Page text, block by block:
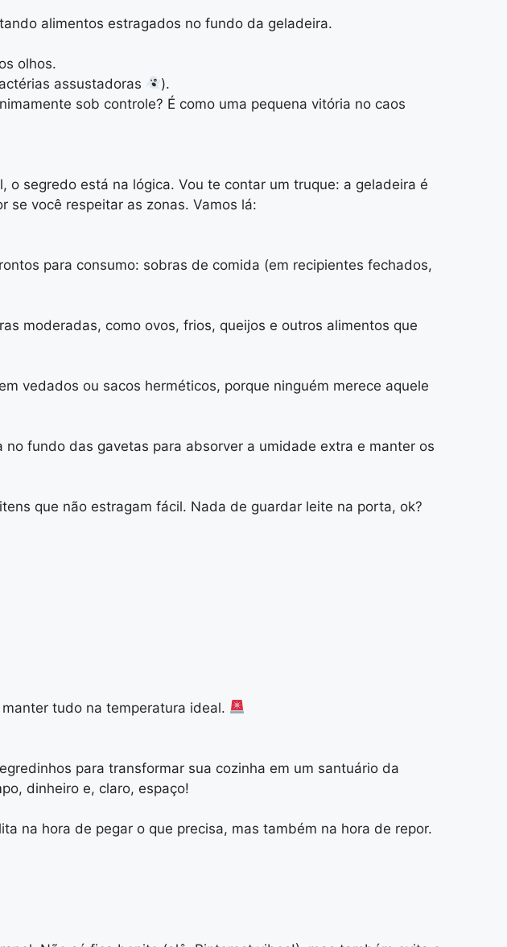
alimentos estragados no fundo da geladeira.
olhos.
assustadoras
).
sob controle? É como uma pequena vitória no caos
segredo está na lógica. Vou te contar um truque: a geladeira é
se você respeitar as zonas. Vamos lá:
para consumo: sobras de comida (em recipientes fechados,
moderadas, como ovos, frios, queijos e outros alimentos que
vedados ou sacos herméticos, porque ninguém merece aquele
fundo das gavetas para absorver a umidade extra e manter os
que não estragam fácil. Nada de guardar leite na porta, ok?
tudo na temperatura ideal.
para transformar sua cozinha em um santuário da
dinheiro e, claro, espaço!
na hora de pegar o que precisa, mas também na hora de repor.